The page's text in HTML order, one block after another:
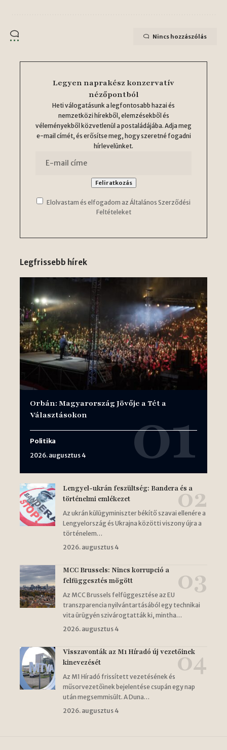
Nincs hozzászólás
Legyen naprakész konzervatív
nézőpontból
Heti válogatásunk a legfontosabb hazai és
nemzetközi hírekből, elemzésekből és
véleményekből közvetlenül a postaládájába. Adja meg
e-mail címét, és erősítse meg, hogy szeretné fogadni
hírlevelünket.
Elolvastam és elfogadom az Általános Szerződési
Feltételeket
Legfrissebb hírek
Orbán: Magyarország Jövője a Tét a
Választásokon
Politika
2026. augusztus 4
Lengyel-ukrán feszültség: Bandera és a
történelmi emlékezet
Az ukrán külügyminiszter békítő szavai ellenére a
Lengyelország és Ukrajna közötti viszony újra a
történelem…
2026. augusztus 4
MCC Brussels: Nincs korrupció a
felfüggesztés mögött
Az MCC Brussels felfüggesztése az EU
transzparencia nyilvántartásából egy technikai
vita ürügyén szivárogtatták ki, mintha…
2026. augusztus 4
Visszavonták az M1 Híradó új vezetőinek
kinevezését
Az M1 Híradó frissített vezetésének és
műsorvezetőinek bejelentése csupán egy nap
után megsemmisült. A Duna…
2026. augusztus 4